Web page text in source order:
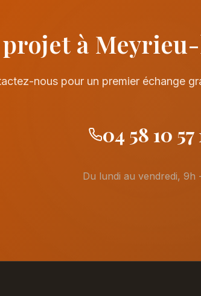
à
nous pour un premier échange
04 58 10 57
Du lundi au vendredi, 9h